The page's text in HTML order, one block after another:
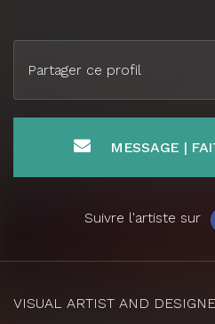
Suivre l'artiste sur
Partager ce profil
MESSAGE |
VISUAL ARTIST AND